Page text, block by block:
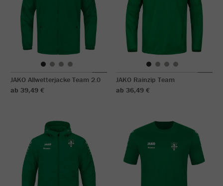
JAKO Allwetterjacke Team 2.0
ab 39,49 €
JAKO Rainzip Team
ab 36,49 €